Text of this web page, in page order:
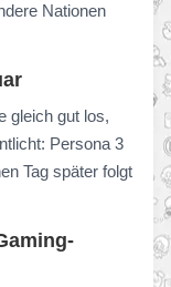
Nationen
gleich gut los,
Persona 3
Tag später folgt